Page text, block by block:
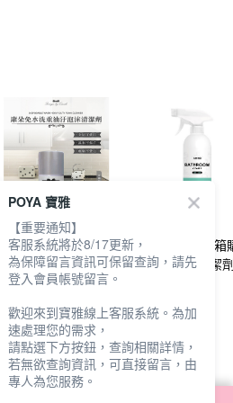
廠商直送】康朵廚房
水洗重油汙清潔劑
瓶
【廠商直送】(箱
劑革命浴廁清潔
全站排行
POYA 寶雅
【重要通知】
客服系統將於8/17更新，
為保障留言資訊可保留查詢，請先
登入會員帳號留言。
歡迎來到寶雅線上客服系統。為加
速處理您的需求，
請點選下方按鈕，查詢相關詳情，
若無欲查詢資訊，可直接留言，由
專人為您服務。